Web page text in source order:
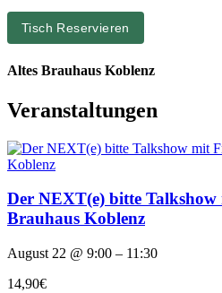
Tisch Reservieren
Altes Brauhaus Koblenz
Veranstaltungen
Der NEXT(e) bitte
Brauhaus Koblenz
August 22 @ 9:00 – 11:30
14,90€